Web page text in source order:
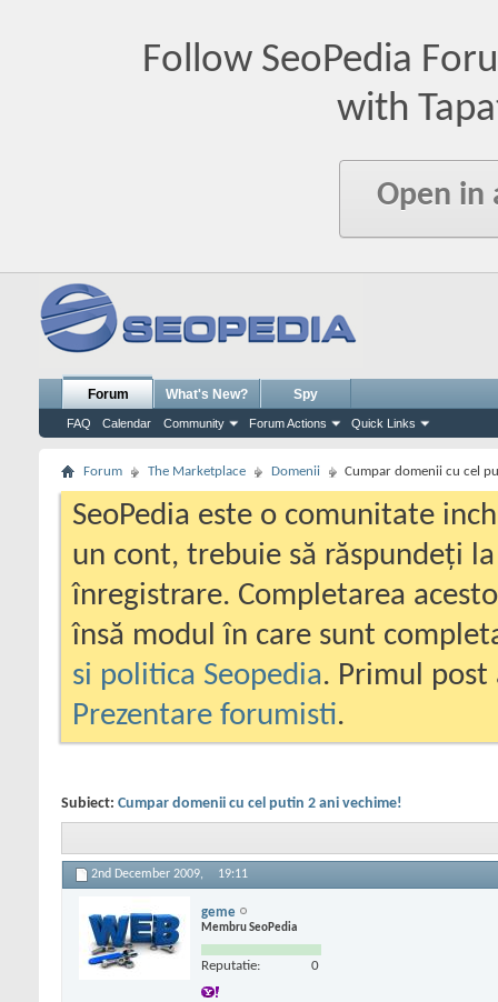
Follow SeoPedia
with
Open in
Forum
FAQ Calendar Community Forum Actions Quick Links
What's New? Spy
Forum The Marketplace Domenii Cumpar domenii cu cel
SeoPedia este o comunitate
un cont, trebuie să răspundeți
înregistrare. Completarea
însă modul în care sunt
si politica Seopedia. Primul
Prezentare forumisti.
Subiect: Cumpar domenii cu cel putin 2 ani vechime!
2nd December 2009, 19:11
geme
Membru SeoPedia
Reputatie: 0